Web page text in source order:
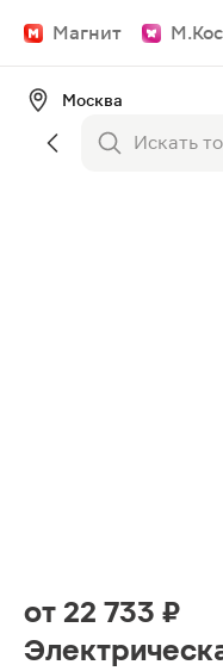
Магнит
Москва
от 22 733 ₽